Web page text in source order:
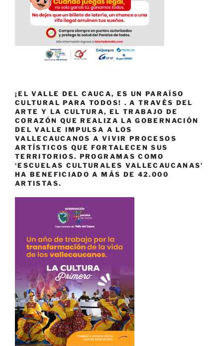
¡EL VALLE DEL CAUCA, ES UN PARAÍSO
CULTURAL PARA TODOS! . A TRAVÉS DEL
ARTE Y LA CULTURA, EL TRABAJO DE
CORAZÓN QUE REALIZA LA GOBERNACIÓN
DEL VALLE IMPULSA A LOS
VALLECAUCANOS A VIVIR PROCESOS
ARTÍSTICOS QUE FORTALECEN SUS
TERRITORIOS. PROGRAMAS COMO
‘ESCUELAS CULTURALES VALLECAUCANAS’
HA BENEFICIADO A MÁS DE 42.000
ARTISTAS.